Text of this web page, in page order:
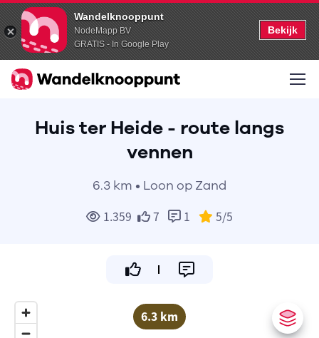
Wandelknooppunt
NodeMapp BV
GRATIS - In Google Play
Bekijk
Huis ter Heide - route langs
vennen
6.3 km • Loon op Zand
1.359 7 1 5/5
6.3 km